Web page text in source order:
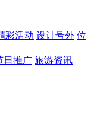
彩活动 设计号外 位
日推广 旅游资讯